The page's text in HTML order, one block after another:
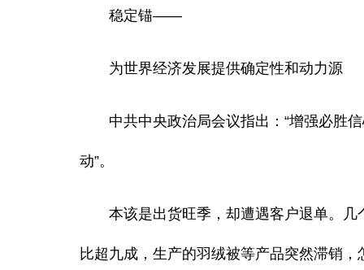
稳定锚——
为世界经济发展提供确定性和动力源
中共中央政治局会议指出：“增强必胜信
动”。
本该是出货旺季，却遭遇客户退单。几
比超九成，生产的羽绒被等产品突然滞销